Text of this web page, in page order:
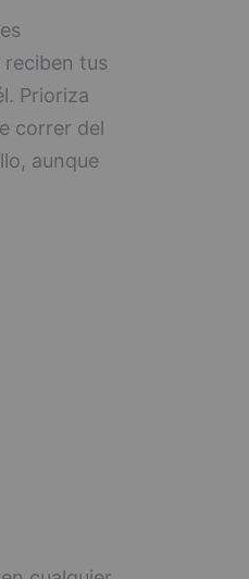
tus
Prioriza
correr del
aunque